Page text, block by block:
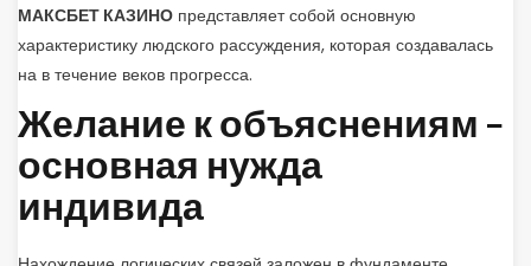
МАКСБЕТ КАЗИНО представляет собой основную
характеристику людского рассуждения, которая создавалась
на в течение веков прогресса.
Желание к объяснениям –
основная нужда
индивида